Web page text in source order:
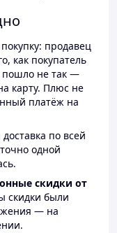
продавец
как покупатель
пошло не так —
карту. Плюс не
платёж на
по всей
одной
скидки от
скидки были
— на